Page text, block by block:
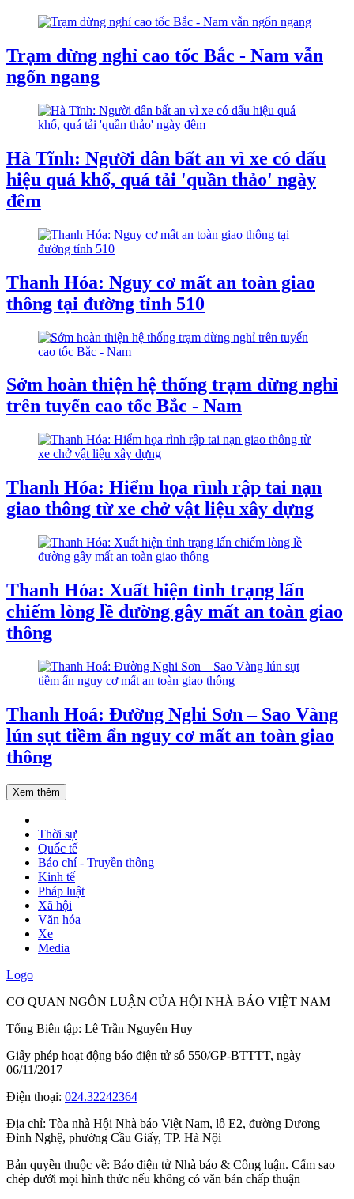
Trạm dừng nghỉ cao tốc Bắc - Nam vẫn
ngổn ngang
Hà Tĩnh: Người dân bất an vì xe có dấu
hiệu quá khổ, quá tải 'quần thảo' ngày
đêm
Thanh Hóa: Nguy cơ mất an toàn giao
thông tại đường tỉnh 510
Sớm hoàn thiện hệ thống trạm dừng nghỉ
trên tuyến cao tốc Bắc - Nam
Thanh Hóa: Hiểm họa rình rập tai nạn
giao thông từ xe chở vật liệu xây dựng
Thanh Hóa: Xuất hiện tình trạng lấn
chiếm lòng lề đường gây mất an toàn giao
thông
Thanh Hoá: Đường Nghi Sơn – Sao Vàng
lún sụt tiềm ẩn nguy cơ mất an toàn giao
thông
Xem thêm
Thời sự
Quốc tế
Báo chí - Truyền thông
Kinh tế
Pháp luật
Xã hội
Văn hóa
Xe
Media
Logo
CƠ QUAN NGÔN LUẬN CỦA HỘI NHÀ BÁO VIỆT NAM
Tổng Biên tập: Lê Trần Nguyên Huy
Giấy phép hoạt động báo điện tử số 550/GP-BTTTT, ngày
06/11/2017
Điện thoại: 024.32242364
Địa chỉ: Tòa nhà Hội Nhà báo Việt Nam, lô E2, đường Dương
Đình Nghệ, phường Cầu Giấy, TP. Hà Nội
Bản quyền thuộc về: Báo điện tử Nhà báo & Công luận. Cấm sao
chép dưới mọi hình thức nếu không có văn bản chấp thuận